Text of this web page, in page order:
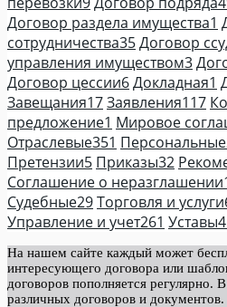
Договор раздела имущества1
сотрудничества35Договор
управления имуществом3
Договор цессии6Докладная1
Завещания17Заявления117
предложение1 Мировое
Отраслевые351 Персональные
Претензии5 Приказы32
Соглашение о неразглашении
Судебные29Торговля и услуги
Управление и учет261 Уставы
На нашем сайте каждый может
интересующего договора или
договоров пополняется регулярно.
различных договоров и документов.